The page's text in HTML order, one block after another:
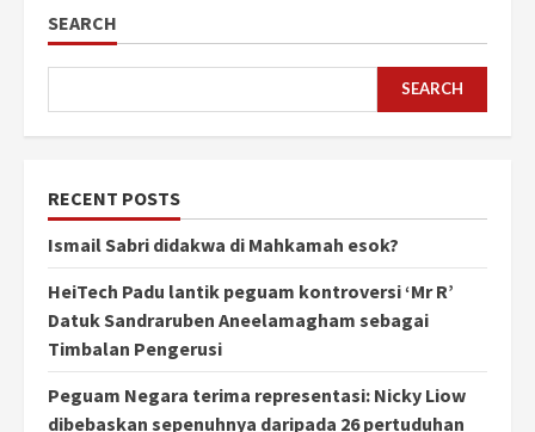
SEARCH
SEARCH
RECENT POSTS
Ismail Sabri didakwa di Mahkamah esok?
HeiTech Padu lantik peguam kontroversi ‘Mr R’
Datuk Sandraruben Aneelamagham sebagai
Timbalan Pengerusi
Peguam Negara terima representasi: Nicky Liow
dibebaskan sepenuhnya daripada 26 pertuduhan